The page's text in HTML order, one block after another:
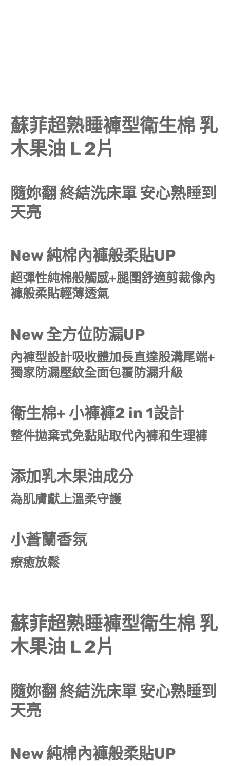
蘇菲超熟睡褲型衛生棉 乳
木果油 L 2片
隨妳翻 終結洗床單 安心熟睡到
天亮
New 純棉內褲般柔貼UP
超彈性純棉般觸感+腿圍舒適剪裁像內
褲般柔貼輕薄透氣
New 全方位防漏UP
內褲型設計吸收體加長直達股溝尾端+
獨家防漏壓紋全面包覆防漏升級
衛生棉+ 小褲褲2 in 1設計
整件拋棄式免黏貼取代內褲和生理褲
添加乳木果油成分
為肌膚獻上溫柔守護
小蒼蘭香氛
療癒放鬆
蘇菲超熟睡褲型衛生棉 乳
木果油 L 2片
隨妳翻 終結洗床單 安心熟睡到
天亮
New 純棉內褲般柔貼UP